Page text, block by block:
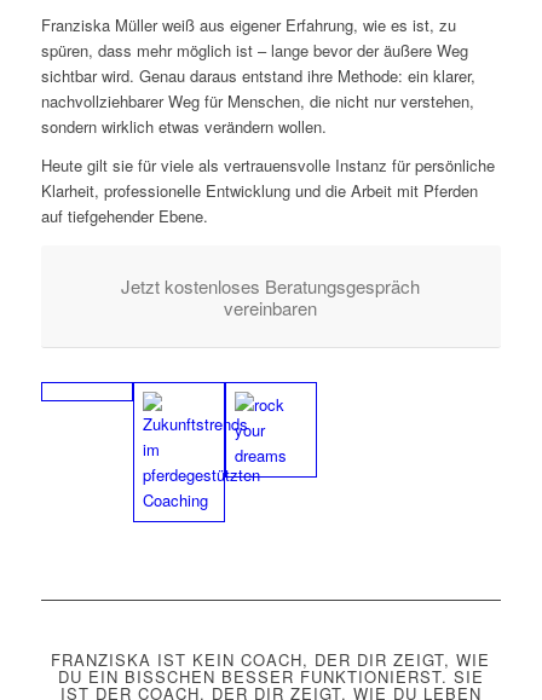
Franziska Müller weiß aus eigener Erfahrung, wie es ist, zu
spüren, dass mehr möglich ist – lange bevor der äußere Weg
sichtbar wird. Genau daraus entstand ihre Methode: ein klarer,
nachvollziehbarer Weg für Menschen, die nicht nur verstehen,
sondern wirklich etwas verändern wollen.
Heute gilt sie für viele als vertrauensvolle Instanz für persönliche
Klarheit, professionelle Entwicklung und die Arbeit mit Pferden
auf tiefgehender Ebene.
Jetzt kostenloses Beratungsgespräch
vereinbaren
FRANZISKA IST KEIN COACH, DER DIR ZEIGT, WIE
DU EIN BISSCHEN BESSER FUNKTIONIERST. SIE
IST DER COACH, DER DIR ZEIGT, WIE DU LEBEN